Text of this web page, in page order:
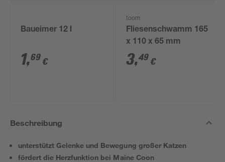
Baueimer 12 l
1,69 €
toom
Fliesenschwamm 165
x 110 x 65 mm
3,49 €
Beschreibung
unterstützt Gelenke und Bewegung großer Katzen
fördert die Herzfunktion bei Maine Coon